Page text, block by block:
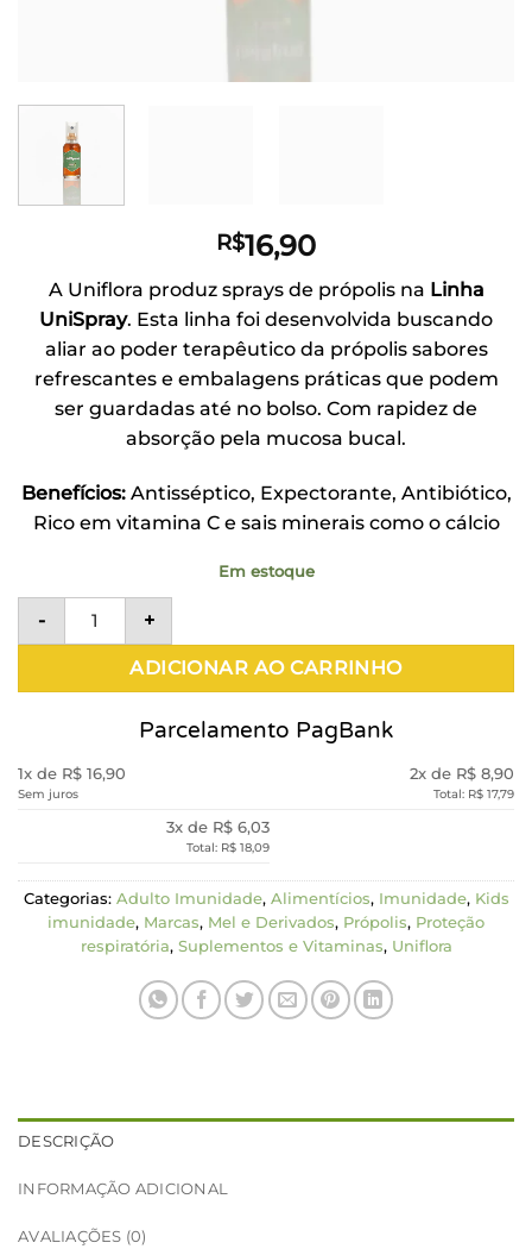
R$16,90
A Uniflora produz sprays de própolis na Linha
UniSpray. Esta linha foi desenvolvida buscando
aliar ao poder terapêutico da própolis sabores
refrescantes e embalagens práticas que podem
ser guardadas até no bolso. Com rapidez de
absorção pela mucosa bucal.
Benefícios: Antisséptico, Expectorante, Antibiótico,
Rico em vitamina C e sais minerais como o cálcio
Em estoque
-
UniSpray de Própolis e Limão 35ml - Uniflora
+
ADICIONAR AO CARRINHO
Parcelamento PagBank
1x de R$ 16,90
Sem juros
2x de R$ 8,90
Total: R$ 17,79
3x de R$ 6,03
Total: R$ 18,09
Categorias: Adulto Imunidade, Alimentícios, Imunidade, Kids
imunidade, Marcas, Mel e Derivados, Própolis, Proteção
respiratória, Suplementos e Vitaminas, Uniflora
DESCRIÇÃO
INFORMAÇÃO ADICIONAL
AVALIAÇÕES (0)